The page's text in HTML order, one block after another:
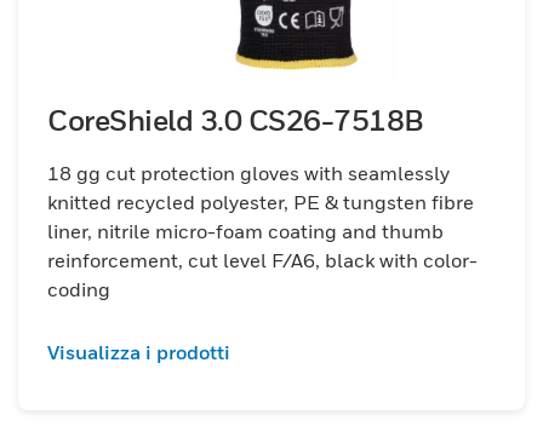
CoreShield 3.0 CS26-7518B
18 gg cut protection gloves with seamlessly
knitted recycled polyester, PE & tungsten fibre
liner, nitrile micro-foam coating and thumb
reinforcement, cut level F/A6, black with color-
coding
Visualizza i prodotti